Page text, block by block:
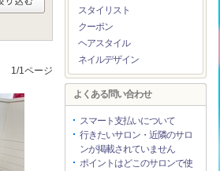
1/1ページ
スタイリスト
クーポン
ヘアスタイル
ネイルデザイン
よくある問い合わせ
スマート支払いについて
行きたいサロン・近隣のサロ
ンが掲載されていません
ポイントはどこのサロンで使